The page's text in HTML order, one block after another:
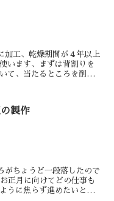
加工、乾燥期間が４年以上
います、まずは背割りを
て、当たるところを削り
製作
がちょうど一段落したので
正月に向けてどの仕事も
うに焦らず進めたいと思